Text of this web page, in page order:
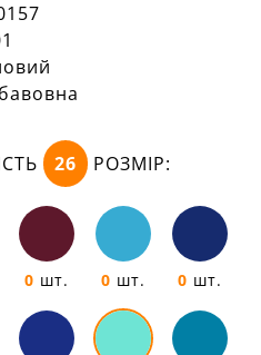
26 РОЗМІР:
0 шт. 0 шт. 0 шт.